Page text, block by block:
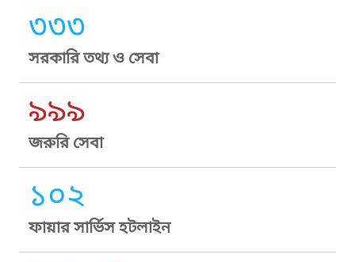
৩৩৩
সরকারি তথ্য ও সেবা
৯৯৯
জরুরি সেবা
১০২
ফায়ার সার্ভিস হটলাইন